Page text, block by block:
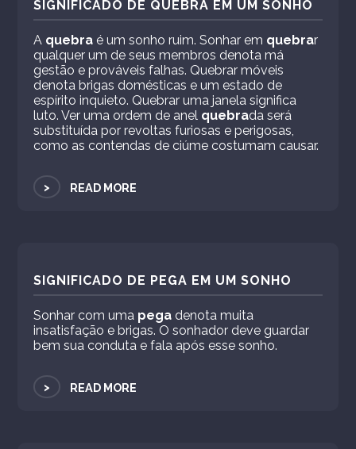
SIGNIFICADO DE QUEBRA EM UM SONHO
A quebra é um sonho ruim. Sonhar em quebrar
qualquer um de seus membros denota má
gestão e prováveis ​​falhas. Quebrar móveis
denota brigas domésticas e um estado de
espírito inquieto. Quebrar uma janela significa
luto. Ver uma ordem de anel quebrada será
substituída por revoltas furiosas e perigosas,
como as contendas de ciúme costumam causar.
> READ MORE
SIGNIFICADO DE PEGA EM UM SONHO
Sonhar com uma pega denota muita
insatisfação e brigas. O sonhador deve guardar
bem sua conduta e fala após esse sonho.
> READ MORE